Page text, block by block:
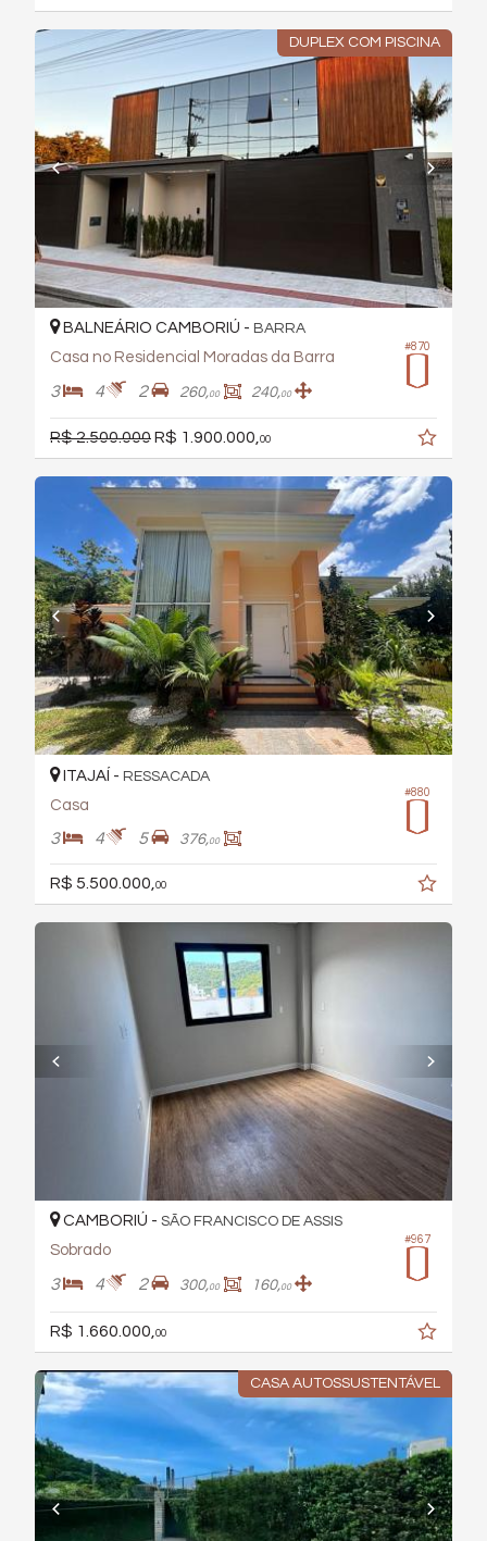
DUPLEX COM PISCINA
#870
BALNEÁRIO CAMBORIÚ - BARRA
Casa no Residencial Moradas da Barra
3 4 2 260,00 240,00
R$ 2.500.000R$ 1.900.000,00
#880
ITAJAÍ - RESSACADA
Casa
3 4 5 376,00
R$ 5.500.000, 00
#967
CAMBORIÚ - SÃO FRANCISCO DE ASSIS
Sobrado
3 4 2 300,00 160,00
R$ 1.660.000, 00
CASA AUTOSSUSTENTÁVEL